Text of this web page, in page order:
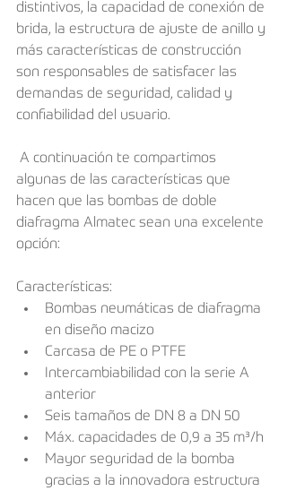
distintivos, la capacidad de conexión de
brida, la estructura de ajuste de anillo y
más características de construcción
son responsables de satisfacer las
demandas de seguridad, calidad y
confiabilidad del usuario.
algunas de las características que
hacen que las bombas de doble
diafragma Almatec sean una excelente
opción:
Características:
Bombas neumáticas de diafragma
en diseño macizo
Carcasa de PE o PTFE
Intercambiabilidad con la serie A
anterior
Seis tamaños de DN 8 a DN 50
Máx. capacidades de 0,9 a 35 m³/h
Mayor seguridad de la bomba
gracias a la innovadora estructura